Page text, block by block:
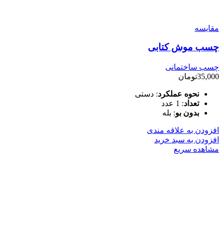
مقایسه
چسب موش کتابی
چسب ساختمانی
35,000تومان
نحوه عملکرد: دستی
تعداد: 1 عدد
بدون بو: بله
افزودن به علاقه مندی
افزودن به سبد خرید
مشاهده سریع